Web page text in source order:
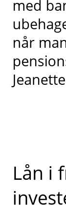
med
når
Lån i